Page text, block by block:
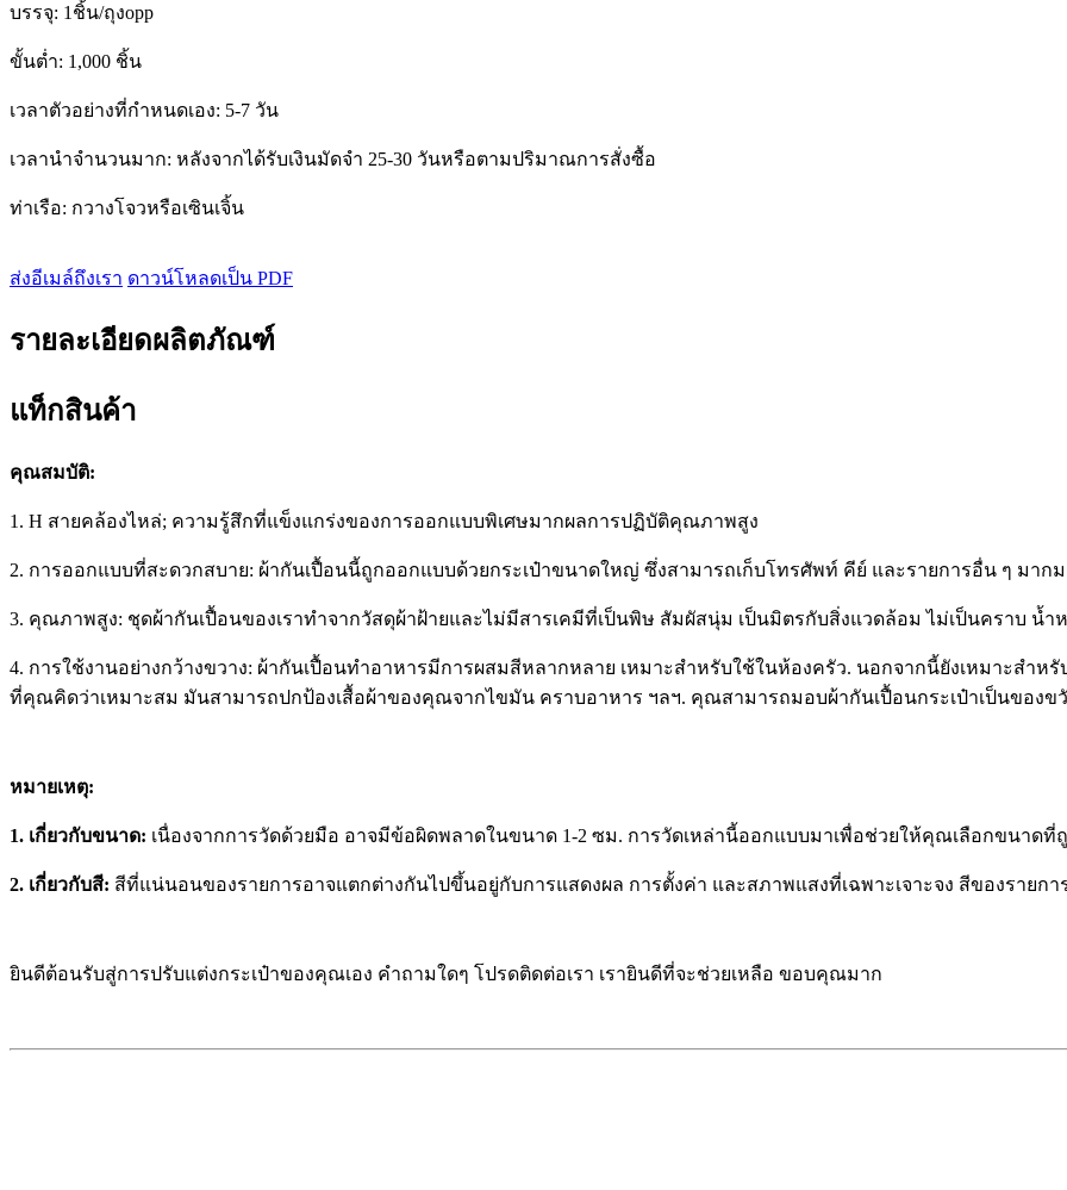
บรรจุ: 1ชิ้น/ถุงopp
ขั้นต่ำ: 1,000 ชิ้น
เวลาตัวอย่างที่กำหนดเอง: 5-7 วัน
เวลานำจำนวนมาก: หลังจากได้รับเงินมัดจำ 25-30 วันหรือตามปริมาณการสั่งซื้อ
ท่าเรือ: กวางโจวหรือเซินเจิ้น
ส่งอีเมล์ถึงเรา ดาวน์โหลดเป็น PDF
รายละเอียดผลิตภัณฑ์
แท็กสินค้า
คุณสมบัติ:
1. H สายคล้องไหล่; ความรู้สึกที่แข็งแกร่งของการออกแบบพิเศษมากผลการปฏิบัติคุณภาพสูง
2. การออกแบบที่สะดวกสบาย: ผ้ากันเปื้อนนี้ถูกออกแบบด้วยกระเป๋าขนาดใหญ่ ซึ่งสามารถเก็บโทรศัพท์ คีย์ และรายการอื่น ๆ มาก
3. คุณภาพสูง: ชุดผ้ากันเปื้อนของเราทำจากวัสดุผ้าฝ้ายและไม่มีสารเคมีที่เป็นพิษ สัมผัสนุ่ม เป็นมิตรกับสิ่งแวดล้อม ไม่เป็นคราบ น้ำ
4. การใช้งานอย่างกว้างขวาง: ผ้ากันเปื้อนทำอาหารมีการผสมสีหลากหลาย เหมาะสำหรับใช้ในห้องครัว. นอกจากนี้ยังเหมาะสำห
ที่คุณคิดว่าเหมาะสม มันสามารถปกป้องเสื้อผ้าของคุณจากไขมัน คราบอาหาร ฯลฯ. คุณสามารถมอบผ้ากันเปื้อนกระเป๋าเป็นของ
หมายเหตุ:
1. เกี่ยวกับขนาด: เนื่องจากการวัดด้วยมือ อาจมีข้อผิดพลาดในขนาด 1-2 ซม. การวัดเหล่านี้ออกแบบมาเพื่อช่วยให้คุณเลือกขนาด
2. เกี่ยวกับสี: สีที่แน่นอนของรายการอาจแตกต่างกันไปขึ้นอยู่กับการแสดงผล การตั้งค่า และสภาพแสงที่เฉพาะเจาะจง สีของรายกา
ยินดีต้อนรับสู่การปรับแต่งกระเป๋าของคุณเอง คำถามใดๆ โปรดติดต่อเรา เรายินดีที่จะช่วยเหลือ ขอบคุณมาก